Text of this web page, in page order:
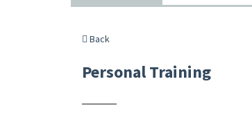
Back
Personal Training